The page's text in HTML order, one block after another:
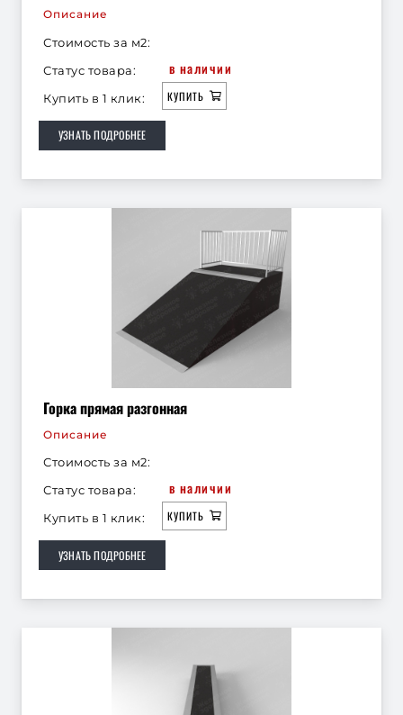
Описание
Стоимость за м2:
Статус товара:
в наличии
Купить в 1 клик: КУПИТЬ
УЗНАТЬ ПОДРОБНЕЕ
Горка прямая разгонная
Описание
Стоимость за м2:
Статус товара:
в наличии
Купить в 1 клик: КУПИТЬ
УЗНАТЬ ПОДРОБНЕЕ